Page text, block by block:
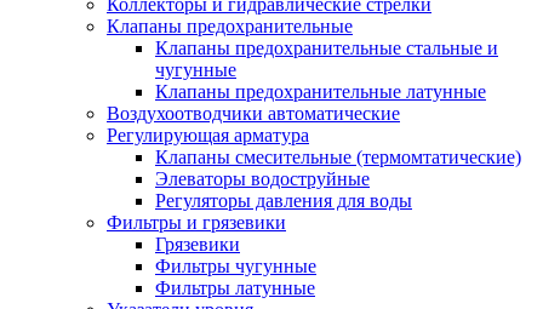
Коллекторы и гидравлические стрелки
Клапаны предохранительные
Клапаны предохранительные стальные и
чугунные
Клапаны предохранительные латунные
Воздухоотводчики автоматические
Регулирующая арматура
Клапаны смесительные (термомтатические)
Элеваторы водоструйные
Регуляторы давления для воды
Фильтры и грязевики
Грязевики
Фильтры чугунные
Фильтры латунные